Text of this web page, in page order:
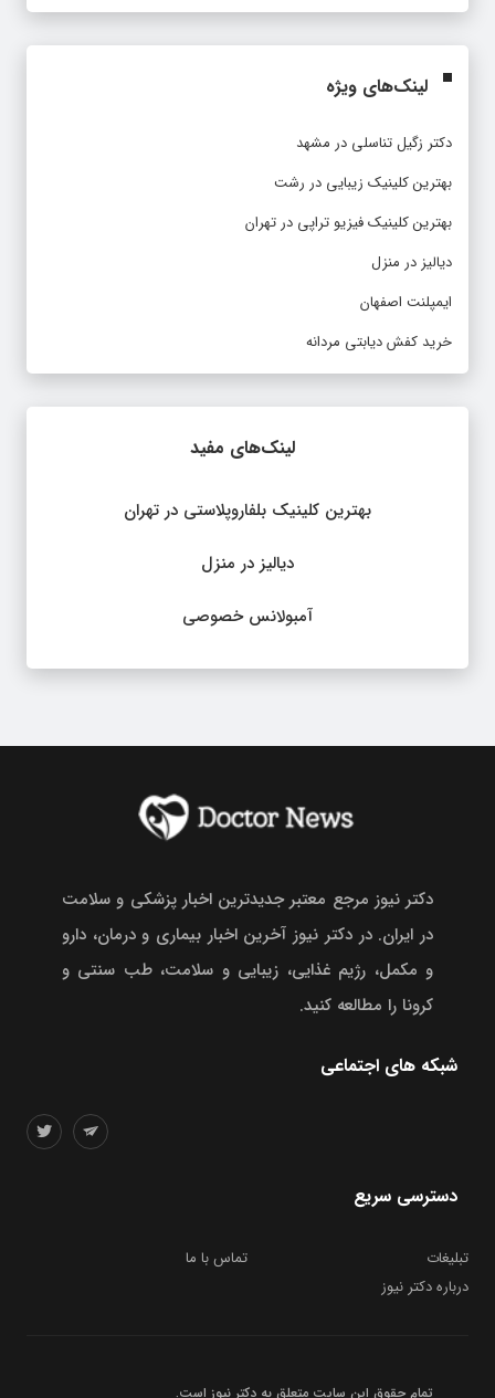
لینک‌های ویژه
دکتر زگیل تناسلی در مشهد
بهترین کلینیک زیبایی در رشت
بهترین کلینیک فیزیو تراپی در تهران
دیالیز در منزل
ایمپلنت اصفهان
خرید کفش دیابتی مردانه
لینک‌های مفید
بهترین کلینیک بلفاروپلاستی در تهران
دیالیز در منزل
آمبولانس خصوصی
دکتر نیوز مرجع معتبر جدیدترین اخبار پزشکی و سلامت
در ایران. در دکتر نیوز آخرین اخبار بیماری و درمان، دارو
و مکمل، رژیم غذایی، زیبایی و سلامت، طب سنتی و
کرونا را مطالعه کنید.
شبکه های اجتماعی
دسترسی سریع
تبلیغات
تماس با ما
درباره دکتر نیوز
تمام حقوق این سایت متعلق به دکتر نیوز است.